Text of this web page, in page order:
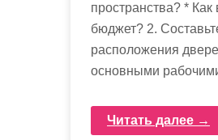
пространства? *
бюджет? 2.
расположения
основными
Читать далее →